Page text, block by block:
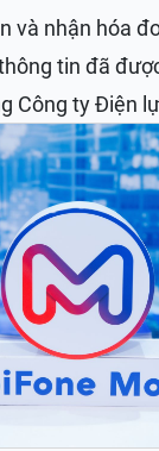
và nhận hóa
tin đã
Công ty Điện